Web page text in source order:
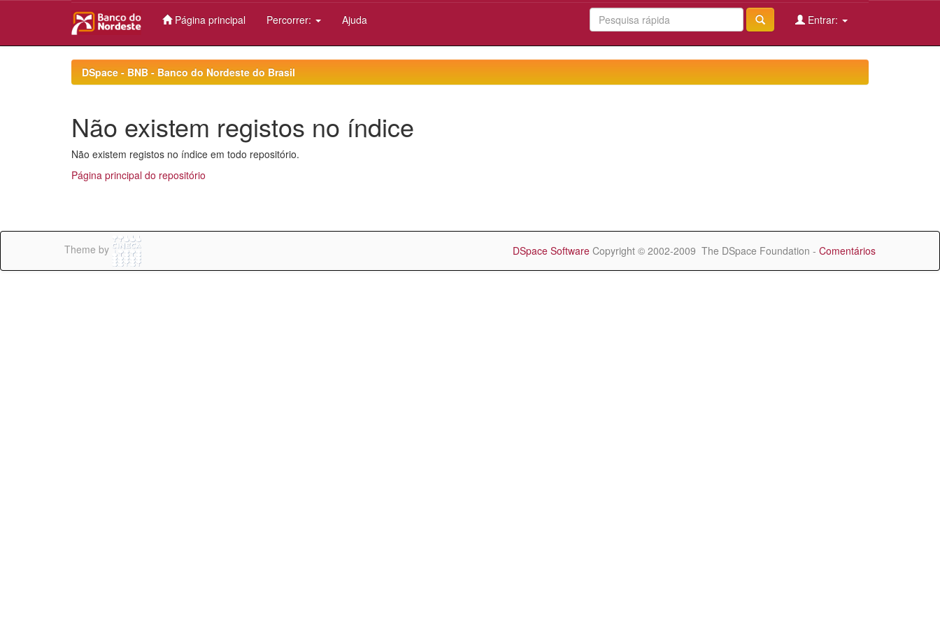
Página principal Percorrer: Ajuda Entrar:
DSpace - BNB - Banco do Nordeste do Brasil
Não existem registos no índice
Não existem registos no índice em todo repositório.
Página principal do repositório
Theme by DSpace Software Copyright © 2002-2009 The DSpace Foundation - Comentários